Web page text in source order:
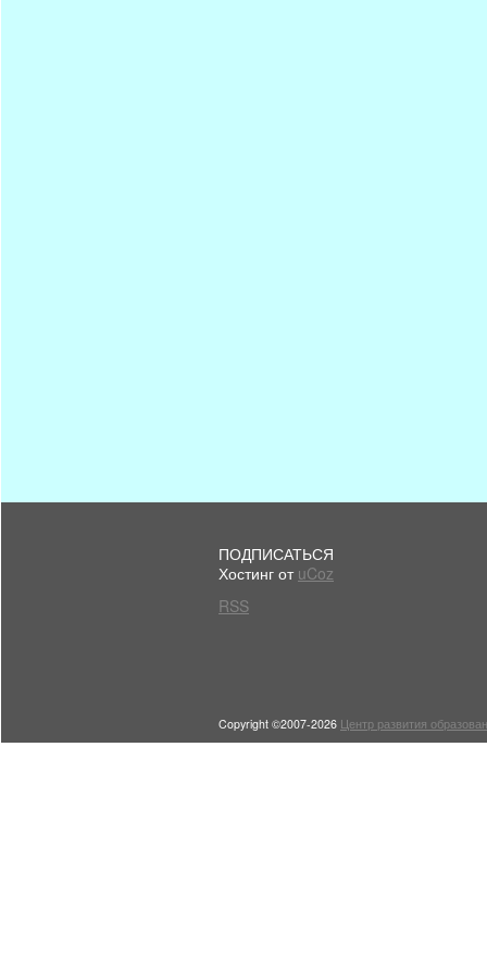
ПОДПИСАТЬСЯ
Хостинг от uCoz
RSS
Copyright ©2007-2026 Центр развития